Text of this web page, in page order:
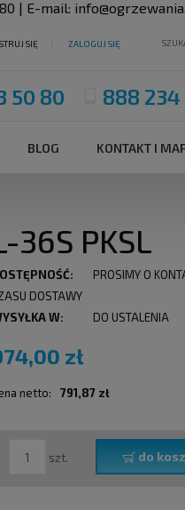
| E-mail:
SIĘ ZALOGUJ SIĘ
50 80 888 234
BLOG KONTAKT I
36S PKSL
PROSIMY O
DOSTAWY
W:
DO USTALENIA
zł
netto: 791,87 zł
szt. do